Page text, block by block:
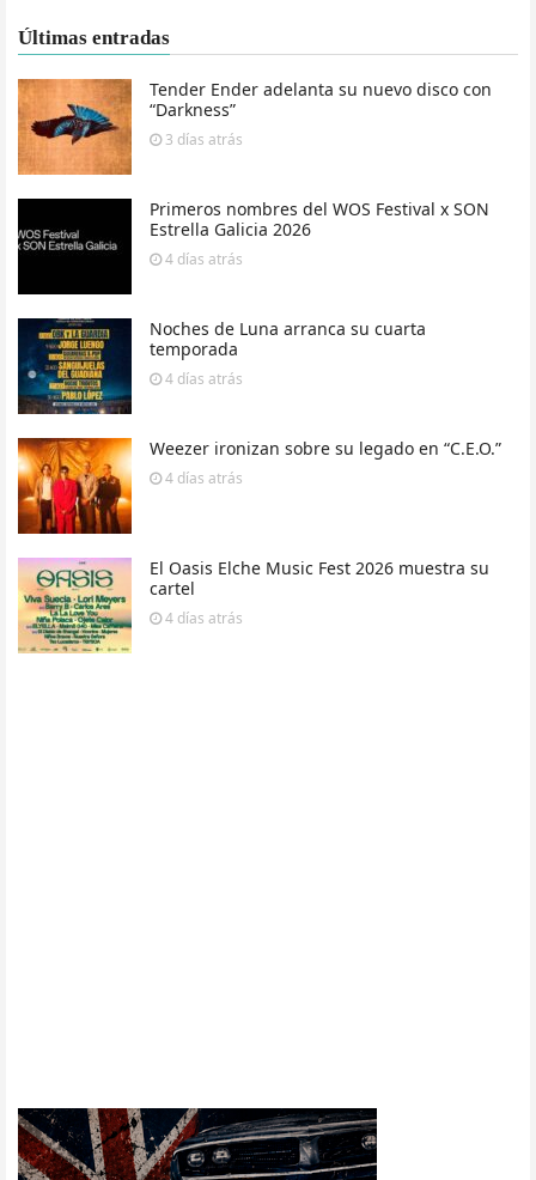
Últimas entradas
Tender Ender adelanta su nuevo disco con
“Darkness”
3 días atrás
Primeros nombres del WOS Festival x SON
Estrella Galicia 2026
4 días atrás
Noches de Luna arranca su cuarta
temporada
4 días atrás
Weezer ironizan sobre su legado en “C.E.O.”
4 días atrás
El Oasis Elche Music Fest 2026 muestra su
cartel
4 días atrás